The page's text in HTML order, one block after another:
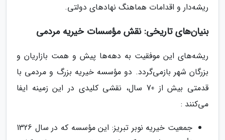
ریشه‌دار و اقدامات هماهنگ نهادهای دولتی.
بنیان‌های تاریخی: نقش مؤسسات خیریه مردمی
ریشه‌های این موفقیت به دهه‌ها پیش و همت بازاریان و
بزرگان شهر بازمی‌گردد. دو مؤسسه خیریه بزرگ و مردمی با
قدمتی بیش از 70 سال، نقشی کلیدی در این زمینه ایفا
می‌کنند :
جمعیت خیریه نوبر تبریز: این مؤسسه که در سال 1326